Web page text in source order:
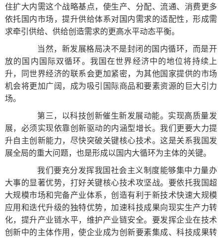
住扩大内需这个战略基点，使生产、分配、流通、消费更多
依托国内市场，提升供给体系对国内需求的适配性，形成需
求牵引供给、供给创造需求的更高水平动态平衡。
当然，新发展格局决不是封闭的国内循环，而是开
放的国内国际双循环。我国在世界经济中的地位将持续上
升，同世界经济的联系会更加紧密，为其他国家提供的市场
机会将更加广阔，成为吸引国际商品和要素资源的巨大引力
场。
第三，以科技创新催生新发展动能。实现高质量发
展，必须实现依靠创新驱动的内涵型增长。我们更要大力提
升自主创新能力，尽快突破关键核心技术。这是关系我国发
展全局的重大问题，也是形成以国内大循环为主体的关键。
我们要充分发挥我国社会主义制度能够集中力量办
大事的显著优势，打好关键核心技术攻坚战。要依托我国超
大规模市场和完备产业体系，创造有利于新技术快速大规模
应用和迭代升级的独特优势，加速科技成果向现实生产力转
化，提升产业链水平，维护产业链安全。要发挥企业在技术
创新中的主体作用，使企业成为创新要素集成、科技成果转